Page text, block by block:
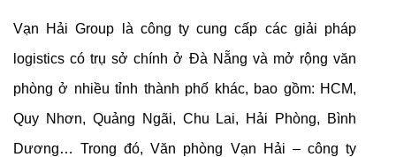
Vạn Hải Group là công ty cung cấp các giải pháp
logistics có trụ sở chính ở Đà Nẵng và mở rộng văn
phòng ở nhiều tỉnh thành phố khác, bao gồm: HCM,
Quy Nhơn, Quảng Ngãi, Chu Lai, Hải Phòng, Bình
Dương… Trong đó, Văn phòng Vạn Hải – công ty